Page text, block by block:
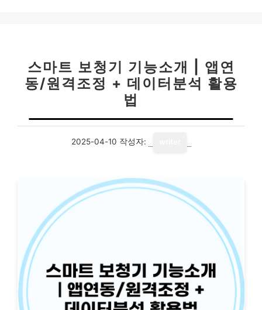
스마트 보청기 기능소개 | 앱연
동/원격조정 + 데이터분석 활용
법
2025-04-10 작성자: